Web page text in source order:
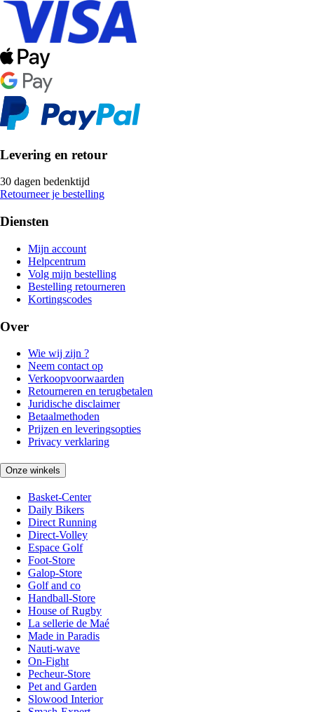
Levering en retour
30 dagen bedenktijd
Retourneer je bestelling
Diensten
Mijn account
Helpcentrum
Volg mijn bestelling
Bestelling retourneren
Kortingscodes
Over
Wie wij zijn ?
Neem contact op
Verkoopvoorwaarden
Retourneren en terugbetalen
Juridische disclaimer
Betaalmethoden
Prijzen en leveringsopties
Privacy verklaring
Onze winkels
Basket-Center
Daily Bikers
Direct Running
Direct-Volley
Espace Golf
Foot-Store
Galop-Store
Golf and co
Handball-Store
House of Rugby
La sellerie de Maé
Made in Paradis
Nauti-wave
On-Fight
Pecheur-Store
Pet and Garden
Slowood Interior